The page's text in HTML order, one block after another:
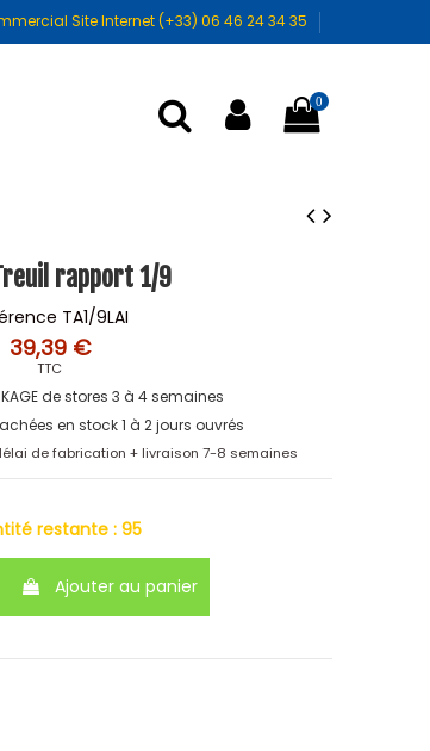
Site Internet (+33) 06 46 24 34 35
0
rapport 1/9
TA1/9LAI
39,39 €
TTC
de stores 3 à 4 semaines
en stock 1 à 2 jours ouvrés
de fabrication + livraison 7-8 semaines
restante :95
Ajouter au panier